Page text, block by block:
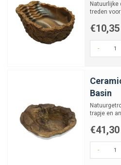
Natuurlijke
treden
€10,35
-
Basin
trapje en
€41,30
-